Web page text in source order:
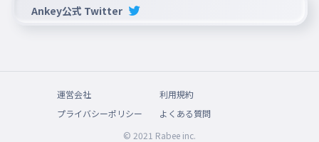
Ankey公式 Twitter
運営会社
利用規約
プライバシーポリシー
よくある質問
© 2021 Rabee inc.